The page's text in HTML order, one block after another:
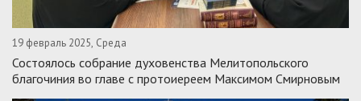
19 февраль 2025, Среда
Состоялось собрание духовенства Мелитопольского
благочиния во главе с протоиереем Максимом Смирновым